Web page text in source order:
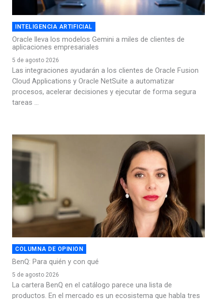
INTELIGENCIA ARTIFICIAL
Oracle lleva los modelos Gemini a miles de clientes de
aplicaciones empresariales
5 de agosto 2026
Las integraciones ayudarán a los clientes de Oracle Fusion
Cloud Applications y Oracle NetSuite a automatizar
procesos, acelerar decisiones y ejecutar de forma segura
tareas ...
COLUMNA DE OPINION
BenQ: Para quién y con qué
5 de agosto 2026
La cartera BenQ en el catálogo parece una lista de
productos. En el mercado es un ecosistema que habla tres